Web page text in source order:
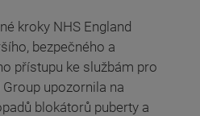
kroky NHS England
bezpečného a
přístupu ke službám pro
upozornila na
blokátorů puberty a